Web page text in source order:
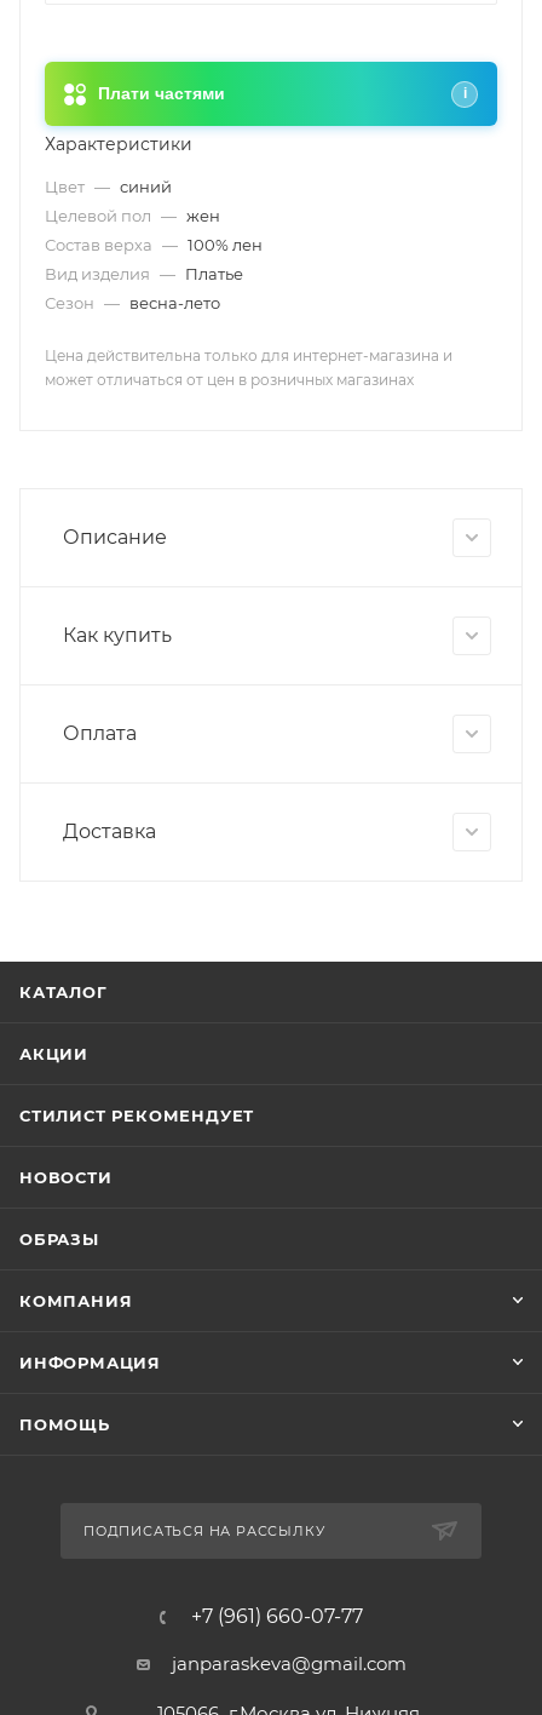
Плати частями i
Характеристики
Цвет — синий
Целевой пол — жен
Состав верха — 100% лен
Вид изделия — Платье
Сезон — весна-лето
Цена действительна только для интернет-магазина и
может отличаться от цен в розничных магазинах
Описание
Как купить
Оплата
Доставка
КАТАЛОГ
АКЦИИ
СТИЛИСТ РЕКОМЕНДУЕТ
НОВОСТИ
ОБРАЗЫ
КОМПАНИЯ
ИНФОРМАЦИЯ
ПОМОЩЬ
ПОДПИСАТЬСЯ НА РАССЫЛКУ
+7 (961) 660-07-77
janparaskeva@gmail.com